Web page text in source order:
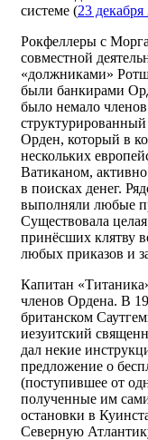
системе (23 декабря
Рокфеллеры с
совместной
«должниками»
были банкирами
было немало
Орден, который в
нескольких
Ватиканом,
в поисках денег.
выполняли любые
Существовала
принёсших клятву
любых приказов и
Капитан
членов Ордена. В
британском
иезуитский
дал некие
предложение о
(поступившее от
полученные им
остановки в
Северную